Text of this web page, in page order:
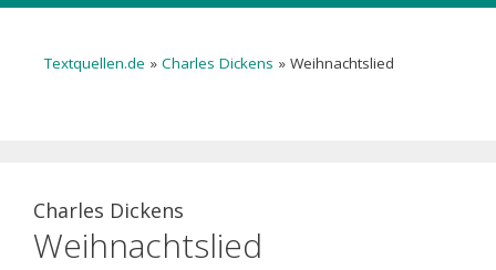
Textquellen.de » Charles Dickens » Weihnachtslied
Charles Dickens
Weihnachtslied